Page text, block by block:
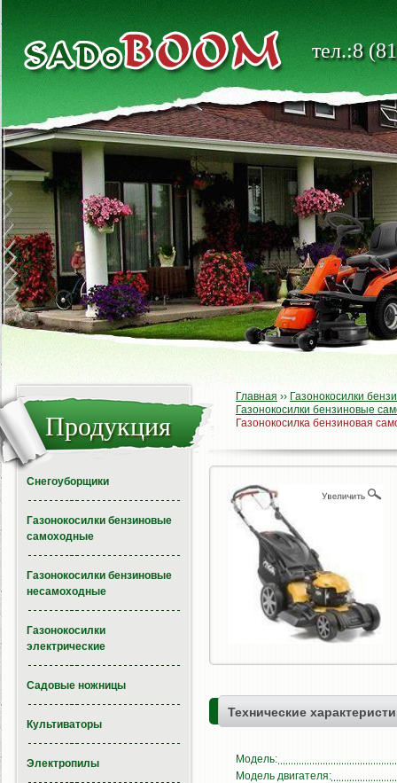
тел.:8
Главная ›› Газонокосилки
Газонокосилки бензиновые
Газонокосилка бензиновая
Технические
Модель:
Модель двигателя:
Продукция
Снегоуборщики
Газонокосилки бензиновые
самоходные
Газонокосилки бензиновые
несамоходные
Газонокосилки
электрические
Садовые ножницы
Культиваторы
Электропилы